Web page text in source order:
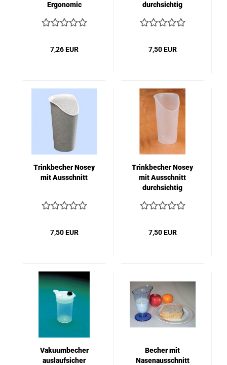
Ergonomic
7,26 EUR
durchsichtig
7,50 EUR
Trinkbecher Nosey
mit Ausschnitt
7,50 EUR
Trinkbecher Nosey
mit Ausschnitt
durchsichtig
7,50 EUR
Vakuumbecher
auslaufsicher
Becher mit
Nasenausschnitt